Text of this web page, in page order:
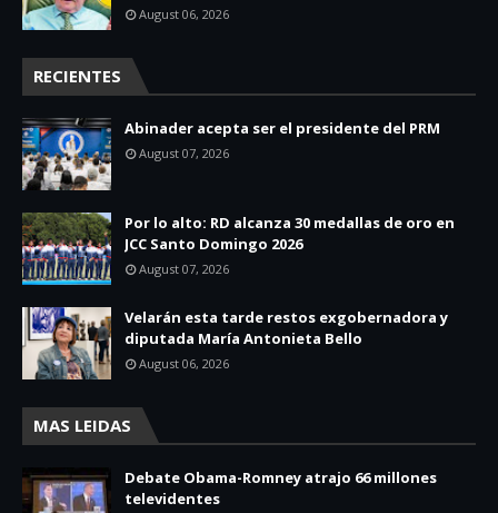
August 06, 2026
RECIENTES
Abinader acepta ser el presidente del PRM
August 07, 2026
Por lo alto: RD alcanza 30 medallas de oro en
JCC Santo Domingo 2026
August 07, 2026
Velarán esta tarde restos exgobernadora y
diputada María Antonieta Bello
August 06, 2026
MAS LEIDAS
Debate Obama-Romney atrajo 66 millones
televidentes